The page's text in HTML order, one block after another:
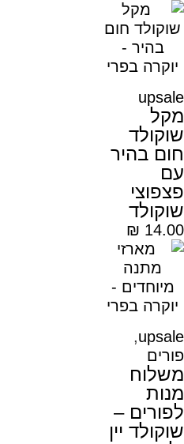
upsale
מקל
שוקולד
חום בהיר
עם
פצפוצי
שוקולד
₪ 14.00
upsale
,
פורים
משלוח
מנות
לפורים –
שוקולד יין